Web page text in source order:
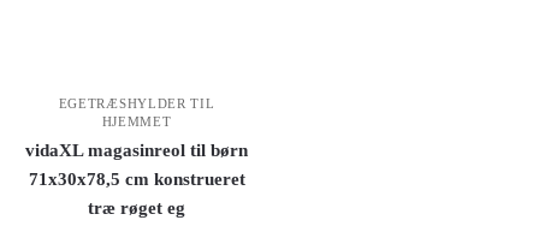
EGETRÆSHYLDER TIL
HJEMMET
vidaXL magasinreol til børn
71x30x78,5 cm konstrueret
træ røget eg